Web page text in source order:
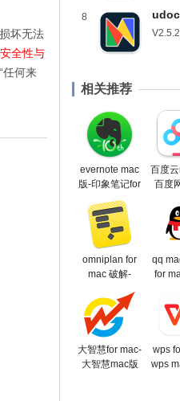
8
mac
相关推荐
evernote mac
版-印象笔记for
mac下载
v9.5.32
百度
百度
omniplan for
mac 破解-
mac下载
v3.14.1
qq
for
大智慧for mac-
大智慧mac版
wps
wps
坏无法
全性与
任何来